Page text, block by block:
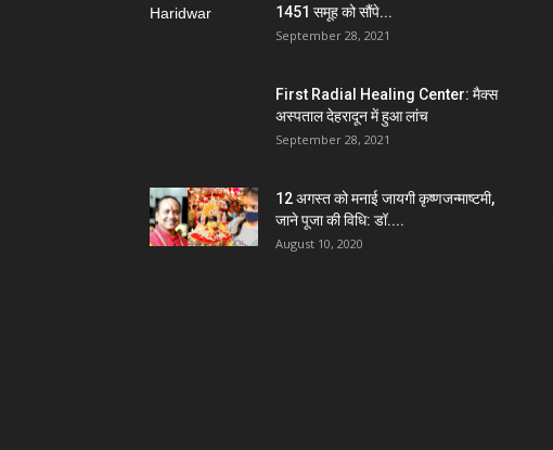
1451 समूह को सौंपे...
September 28, 2021
First Radial Healing Center: मैक्स
अस्पताल देहरादून में हुआ लांच
September 28, 2021
12 अगस्त को मनाई जायगी कृष्णजन्माष्टमी,
जाने पूजा की विधि: डॉ....
August 10, 2020